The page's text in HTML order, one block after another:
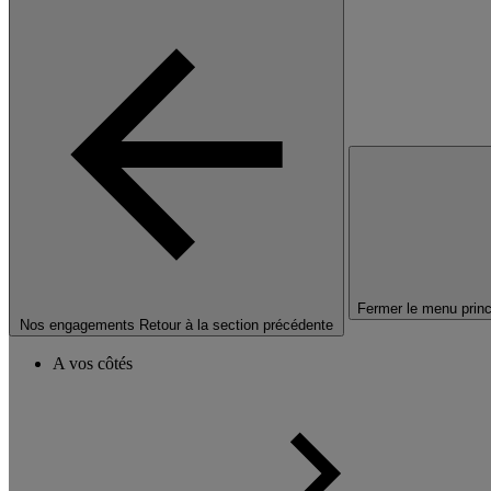
Nos engagements Retour à la section précédente
Fermer le menu
A vos côtés